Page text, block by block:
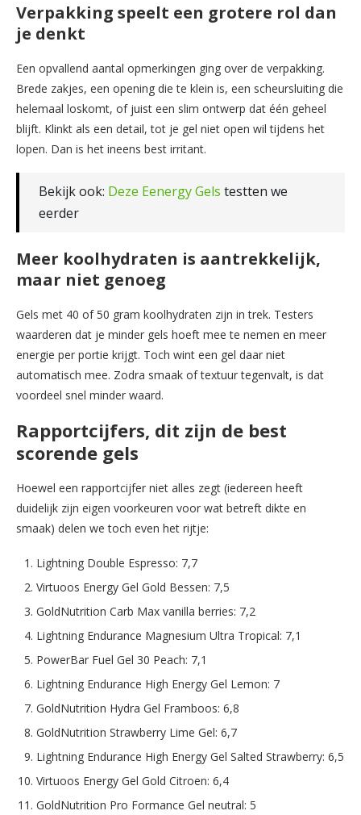
Verpakking speelt een grotere rol dan
je denkt
Een opvallend aantal opmerkingen ging over de verpakking.
Brede zakjes, een opening die te klein is, een scheursluiting die
helemaal loskomt, of juist een slim ontwerp dat één geheel
blijft. Klinkt als een detail, tot je gel niet open wil tijdens het
lopen. Dan is het ineens best irritant.
Bekijk ook: Deze Eenergy Gels testten we
eerder
Meer koolhydraten is aantrekkelijk,
maar niet genoeg
Gels met 40 of 50 gram koolhydraten zijn in trek. Testers
waarderen dat je minder gels hoeft mee te nemen en meer
energie per portie krijgt. Toch wint een gel daar niet
automatisch mee. Zodra smaak of textuur tegenvalt, is dat
voordeel snel minder waard.
Rapportcijfers, dit zijn de best
scorende gels
Hoewel een rapportcijfer niet alles zegt (iedereen heeft
duidelijk zijn eigen voorkeuren voor wat betreft dikte en
smaak) delen we toch even het rijtje:
Lightning Double Espresso: 7,7
Virtuoos Energy Gel Gold Bessen: 7,5
GoldNutrition Carb Max vanilla berries: 7,2
Lightning Endurance Magnesium Ultra Tropical: 7,1
PowerBar Fuel Gel 30 Peach: 7,1
Lightning Endurance High Energy Gel Lemon: 7
GoldNutrition Hydra Gel Framboos: 6,8
GoldNutrition Strawberry Lime Gel: 6,7
Lightning Endurance High Energy Gel Salted Strawberry: 6,5
Virtuoos Energy Gel Gold Citroen: 6,4
GoldNutrition Pro Formance Gel neutral: 5